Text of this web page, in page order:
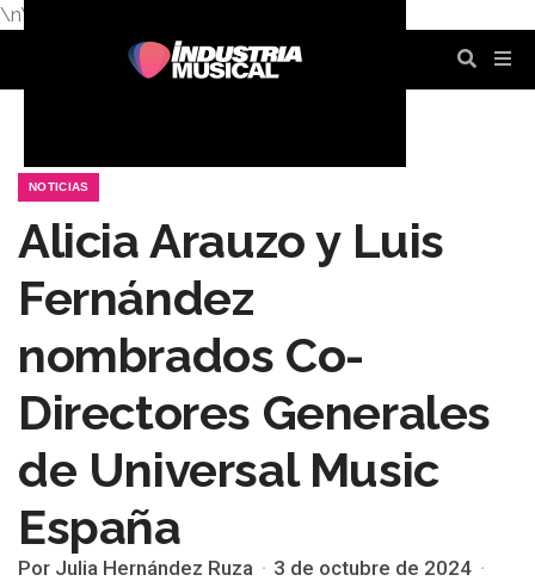
\n\n
NOTICIAS
Alicia Arauzo y Luis
Fernández
nombrados Co-
Directores Generales
de Universal Music
España
Por Julia Hernández Ruza 3 de octubre de 2024